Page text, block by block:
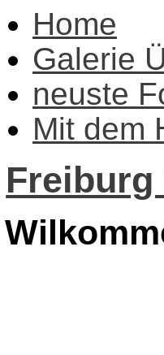
Home
Galerie
neuste
Mit dem